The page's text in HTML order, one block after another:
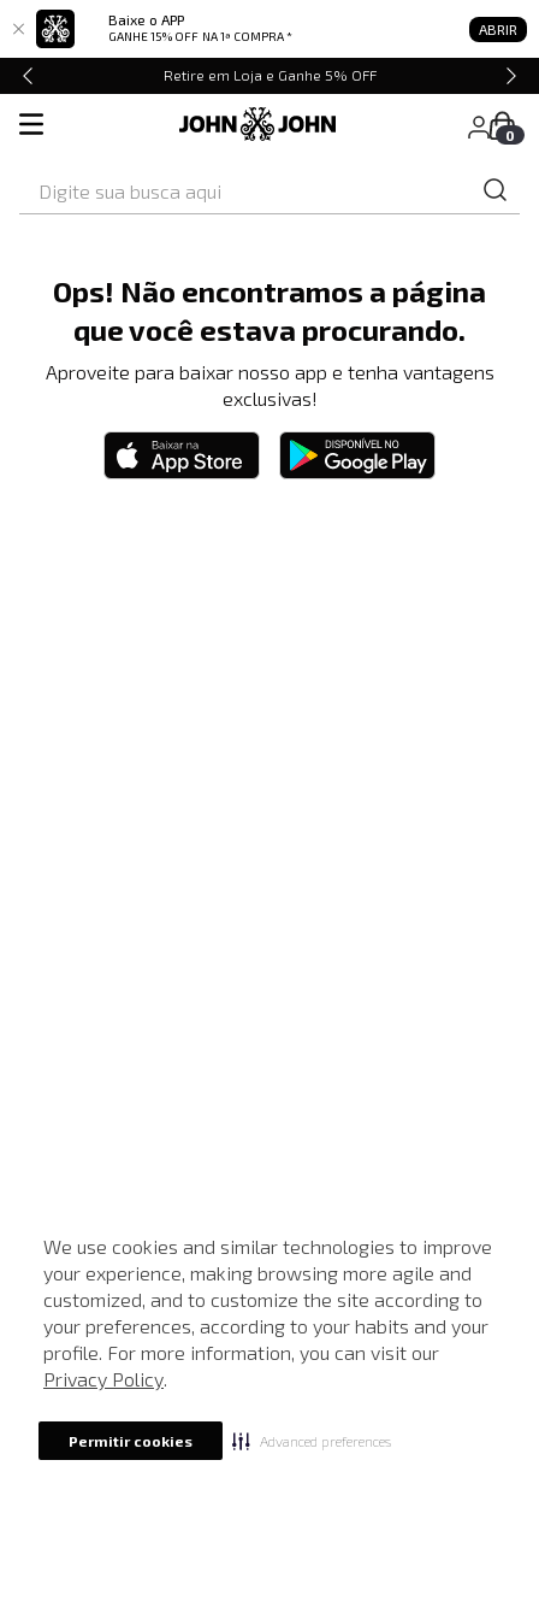
Baixe o APP
GANHE 15% OFF NA 1ª COMPRA * ABRIR
We use cookies and similar technologies to improve
your experience, making browsing more agile and
customized, and to customize the site according to
your preferences, according to your habits and your
profile. For more information, you can visit our
Privacy Policy.
Permitir cookies Advanced preferences
Retire em Loja e Ganhe 5% OFF
0
Ops! Não encontramos a página
que você estava procurando.
Aproveite para baixar nosso app e tenha vantagens
exclusivas!